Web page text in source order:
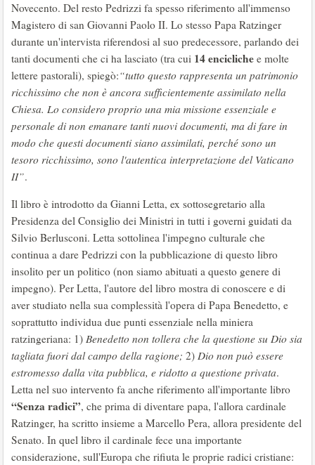
Novecento. Del resto Pedrizzi fa spesso riferimento all'immenso
Magistero di san Giovanni Paolo II. Lo stesso Papa Ratzinger
durante un'intervista riferendosi al suo predecessore, parlando dei
tanti documenti che ci ha lasciato (tra cui 14 encicliche e molte
lettere pastorali), spiegò:“tutto questo rappresenta un patrimonio
ricchissimo che non è ancora sufficientemente assimilato nella
Chiesa. Lo considero proprio una mia missione essenziale e
personale di non emanare tanti nuovi documenti, ma di fare in
modo che questi documenti siano assimilati, perché sono un
tesoro ricchissimo, sono l'autentica interpretazione del Vaticano
II”.
Il libro è introdotto da Gianni Letta, ex sottosegretario alla
Presidenza del Consiglio dei Ministri in tutti i governi guidati da
Silvio Berlusconi. Letta sottolinea l'impegno culturale che
continua a dare Pedrizzi con la pubblicazione di questo libro
insolito per un politico (non siamo abituati a questo genere di
impegno). Per Letta, l'autore del libro mostra di conoscere e di
aver studiato nella sua complessità l'opera di Papa Benedetto, e
soprattutto individua due punti essenziale nella miniera
ratzingeriana: 1) Benedetto non tollera che la questione su Dio sia
tagliata fuori dal campo della ragione; 2) Dio non può essere
estromesso dalla vita pubblica, e ridotto a questione privata.
Letta nel suo intervento fa anche riferimento all'importante libro
“Senza radici”, che prima di diventare papa, l'allora cardinale
Ratzinger, ha scritto insieme a Marcello Pera, allora presidente del
Senato. In quel libro il cardinale fece una importante
considerazione, sull'Europa che rifiuta le proprie radici cristiane: